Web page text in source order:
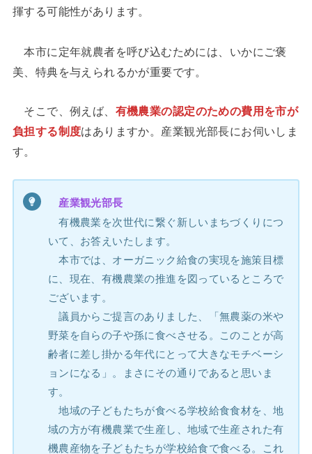
揮する可能性があります。
本市に定年就農者を呼び込むためには、いかにご褒
美、特典を与えられるかが重要です。
そこで、例えば、 有機農業の認定のための費用を市が
負担する制度はありますか。産業観光部長にお伺いしま
す。
産業観光部長
有機農業を次世代に繋ぐ新しいまちづくりにつ
いて、お答えいたします。
本市では、オーガニック給食の実現を施策目標
に、現在、有機農業の推進を図っているところで
ございます。
議員からご提言のありました、「無農薬の米や
野菜を自らの子や孫に食べさせる。このことが高
齢者に差し掛かる年代にとって大きなモチベーシ
ョンになる」。まさにその通りであると思いま
す。
地域の子どもたちが食べる学校給食食材を、地
域の方が有機農業で生産し、地域で生産された有
機農産物を子どもたちが学校給食で食べる。これ